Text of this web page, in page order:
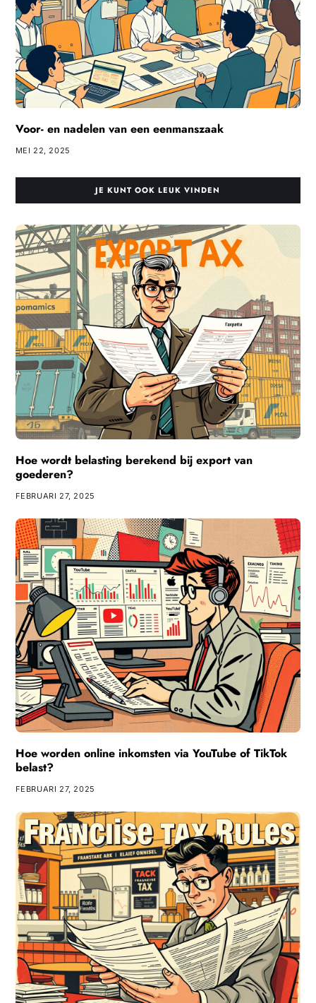
Voor- en nadelen van een eenmanszaak
MEI 22, 2025
JE KUNT OOK LEUK VINDEN
Hoe wordt belasting berekend bij export van
goederen?
FEBRUARI 27, 2025
Hoe worden online inkomsten via YouTube of TikTok
belast?
FEBRUARI 27, 2025